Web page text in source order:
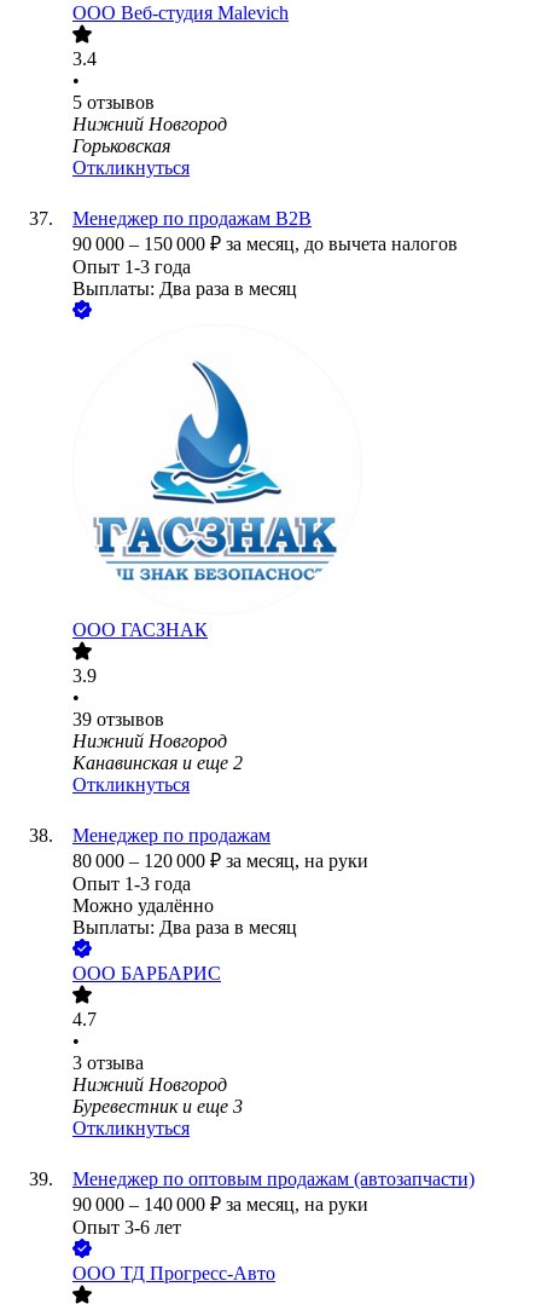
ООО Веб-студия Malevich
3.4
•
5 отзывов
Нижний Новгород
Горьковская
Откликнуться
Менеджер по продажам В2В
90 000 – 150 000 ₽ за месяц, до вычета налогов
Опыт 1-3 года
Выплаты: Два раза в месяц
ООО ГАСЗНАК
3.9
•
39 отзывов
Нижний Новгород
Канавинская и еще 2
Откликнуться
Менеджер по продажам
80 000 – 120 000 ₽ за месяц, на руки
Опыт 1-3 года
Можно удалённо
Выплаты: Два раза в месяц
ООО БАРБАРИС
4.7
•
3 отзыва
Нижний Новгород
Буревестник и еще 3
Откликнуться
Менеджер по оптовым продажам (автозапчасти)
90 000 – 140 000 ₽ за месяц, на руки
Опыт 3-6 лет
ООО ТД Прогресс-Авто